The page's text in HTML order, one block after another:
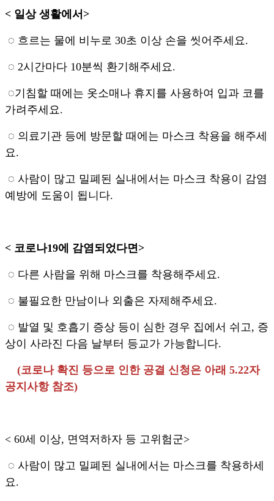
< 일상 생활에서>
◌ 흐르는 물에 비누로 30초 이상 손을 씻어주세요.
◌ 2시간마다 10분씩 환기해주세요.
◌기침할 때에는 옷소매나 휴지를 사용하여 입과 코를
가려주세요.
◌ 의료기관 등에 방문할 때에는 마스크 착용을 해주세
요.
◌ 사람이 많고 밀폐된 실내에서는 마스크 착용이 감염
예방에 도움이 됩니다.
< 코로나19에 감염되었다면>
◌ 다른 사람을 위해 마스크를 착용해주세요.
◌ 불필요한 만남이나 외출은 자제해주세요.
◌ 발열 및 호흡기 증상 등이 심한 경우 집에서 쉬고, 증
상이 사라진 다음 날부터 등교가 가능합니다.
(코로나 확진 등으로 인한 공결 신청은 아래 5.22자
공지사항 참조)
< 60세 이상, 면역저하자 등 고위험군>
◌ 사람이 많고 밀폐된 실내에서는 마스크를 착용하세
요.